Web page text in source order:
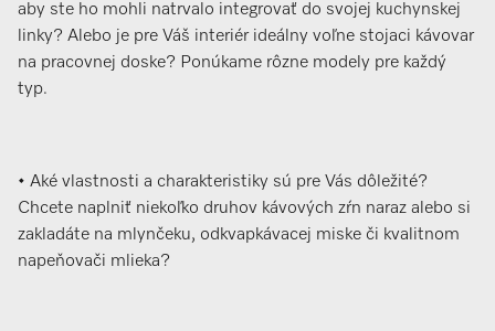
aby ste ho mohli natrvalo integrovať do svojej kuchynskej
linky? Alebo je pre Váš interiér ideálny voľne stojaci kávovar
na pracovnej doske? Ponúkame rôzne modely pre každý
typ.
• Aké vlastnosti a charakteristiky sú pre Vás dôležité?
Chcete naplniť niekoľko druhov kávových zŕn naraz alebo si
zakladáte na mlynčeku, odkvapkávacej miske či kvalitnom
napeňovači mlieka?